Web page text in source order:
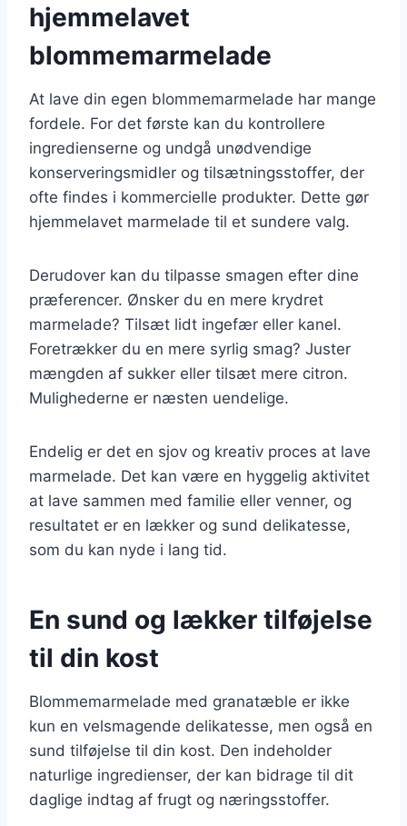
hjemmelavet
blommemarmelade
At lave din egen blommemarmelade har mange
fordele. For det første kan du kontrollere
ingredienserne og undgå unødvendige
konserveringsmidler og tilsætningsstoffer, der
ofte findes i kommercielle produkter. Dette gør
hjemmelavet marmelade til et sundere valg.
Derudover kan du tilpasse smagen efter dine
præferencer. Ønsker du en mere krydret
marmelade? Tilsæt lidt ingefær eller kanel.
Foretrækker du en mere syrlig smag? Juster
mængden af sukker eller tilsæt mere citron.
Mulighederne er næsten uendelige.
Endelig er det en sjov og kreativ proces at lave
marmelade. Det kan være en hyggelig aktivitet
at lave sammen med familie eller venner, og
resultatet er en lækker og sund delikatesse,
som du kan nyde i lang tid.
En sund og lækker tilføjelse
til din kost
Blommemarmelade med granatæble er ikke
kun en velsmagende delikatesse, men også en
sund tilføjelse til din kost. Den indeholder
naturlige ingredienser, der kan bidrage til dit
daglige indtag af frugt og næringsstoffer.